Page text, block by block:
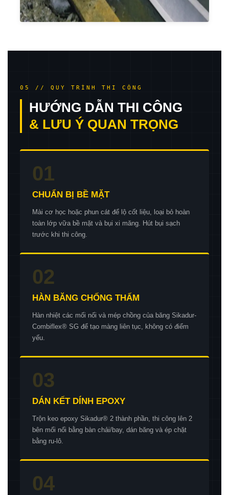
05 // QUY TRÌNH THI CÔNG
HƯỚNG DẪN THI CÔNG
& LƯU Ý QUAN TRỌNG
01
CHUẨN BỊ BỀ MẶT
Mài cơ học hoặc phun cát để lộ cốt liệu, loại bỏ hoàn
toàn lớp vữa bề mặt và bụi xi măng. Hút bụi sạch
trước khi thi công.
02
HÀN BĂNG CHỐNG THẤM
Hàn nhiệt các mối nối và mép chồng của băng Sikadur-
Combiflex® SG để tạo màng liên tục, không có điểm
yếu.
03
DÁN KẾT DÍNH EPOXY
Trộn keo epoxy Sikadur® 2 thành phần, thi công lên 2
bên mối nối bằng bàn chải/bay, dán băng và ép chặt
bằng ru-lô.
04